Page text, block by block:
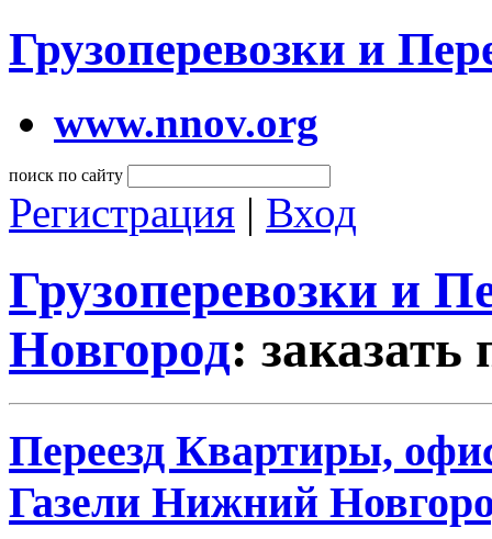
Грузоперевозки и
www.nnov.org
поиск по сайту
Регистрация | Вход
Грузоперевозки и
Новгород: заказать
Переезд Квартиры,
Газели Нижний